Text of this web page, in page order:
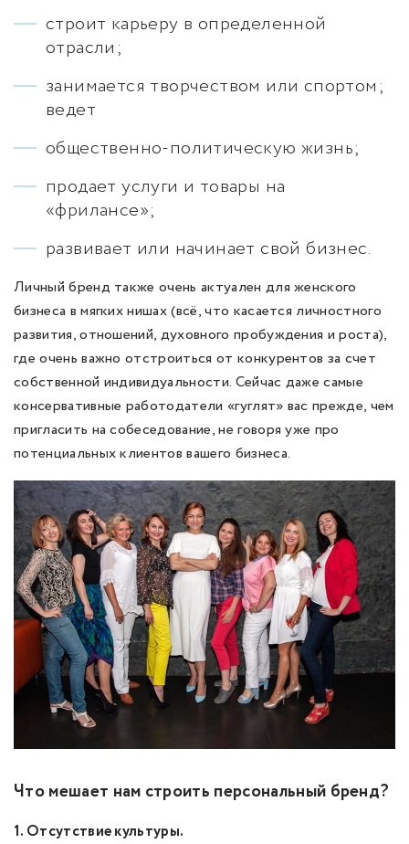
строит карьеру в определенной
отрасли;
занимается творчеством или спортом;
ведет
общественно-политическую жизнь;
продает услуги и товары на
«фрилансе»;
развивает или начинает свой бизнес.
Личный бренд также очень актуален для женского
бизнеса в мягких нишах (всё, что касается личностного
развития, отношений, духовного пробуждения и роста),
где очень важно отстроиться от конкурентов за счет
собственной индивидуальности. Сейчас даже самые
консервативные работодатели «гуглят» вас прежде, чем
пригласить на собеседование, не говоря уже про
потенциальных клиентов вашего бизнеса.
Что мешает нам строить персональный бренд?
1. Отсутствие культуры.